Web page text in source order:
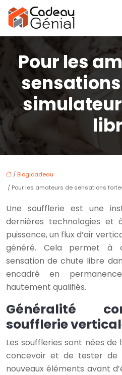
Pour les
/ Blog cadeau
/ Pour les amateurs de sensations
Une soufflerie est une
dernières technologies
puissance, un flux d’air
généré. Cela permet à
sensation de chute libre
encadré en
hautement qualifiés.
Généralité
soufflerie
Les souffleries sont nées de
concevoir et de tester de
nouveaux éléments avant